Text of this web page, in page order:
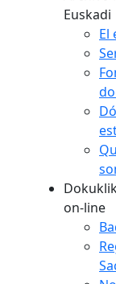
Euskadi
El
on-line